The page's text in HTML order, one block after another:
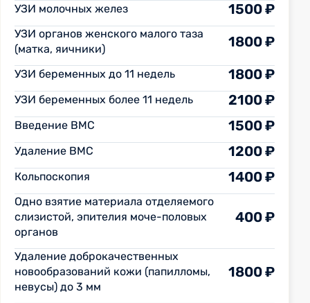
УЗИ молочных желез 1500 ₽
УЗИ органов женского малого таза
(матка, яичники)
1800 ₽
УЗИ беременных до 11 недель 1800 ₽
УЗИ беременных более 11 недель 2100 ₽
Введение ВМС 1500 ₽
Удаление ВМС 1200 ₽
Кольпоскопия 1400 ₽
Одно взятие материала отделяемого
слизистой, эпителия моче-половых
органов
400 ₽
Удаление доброкачественных
новообразований кожи (папилломы,
невусы) до 3 мм
1800 ₽